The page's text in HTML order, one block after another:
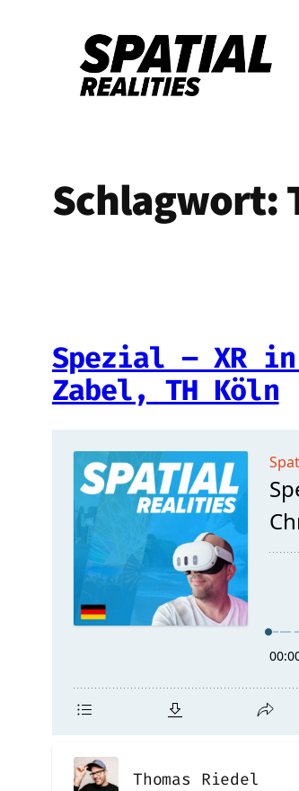
springen
Schlagwort:
Spezial – XR
Zabel, TH Köln
Thomas Riedel